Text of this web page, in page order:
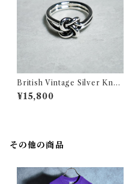
British Vintage Silver Knot
Motif Ring イギリス ヴィン
テージ シルバー ノット モチー
¥15,800
その他の商品